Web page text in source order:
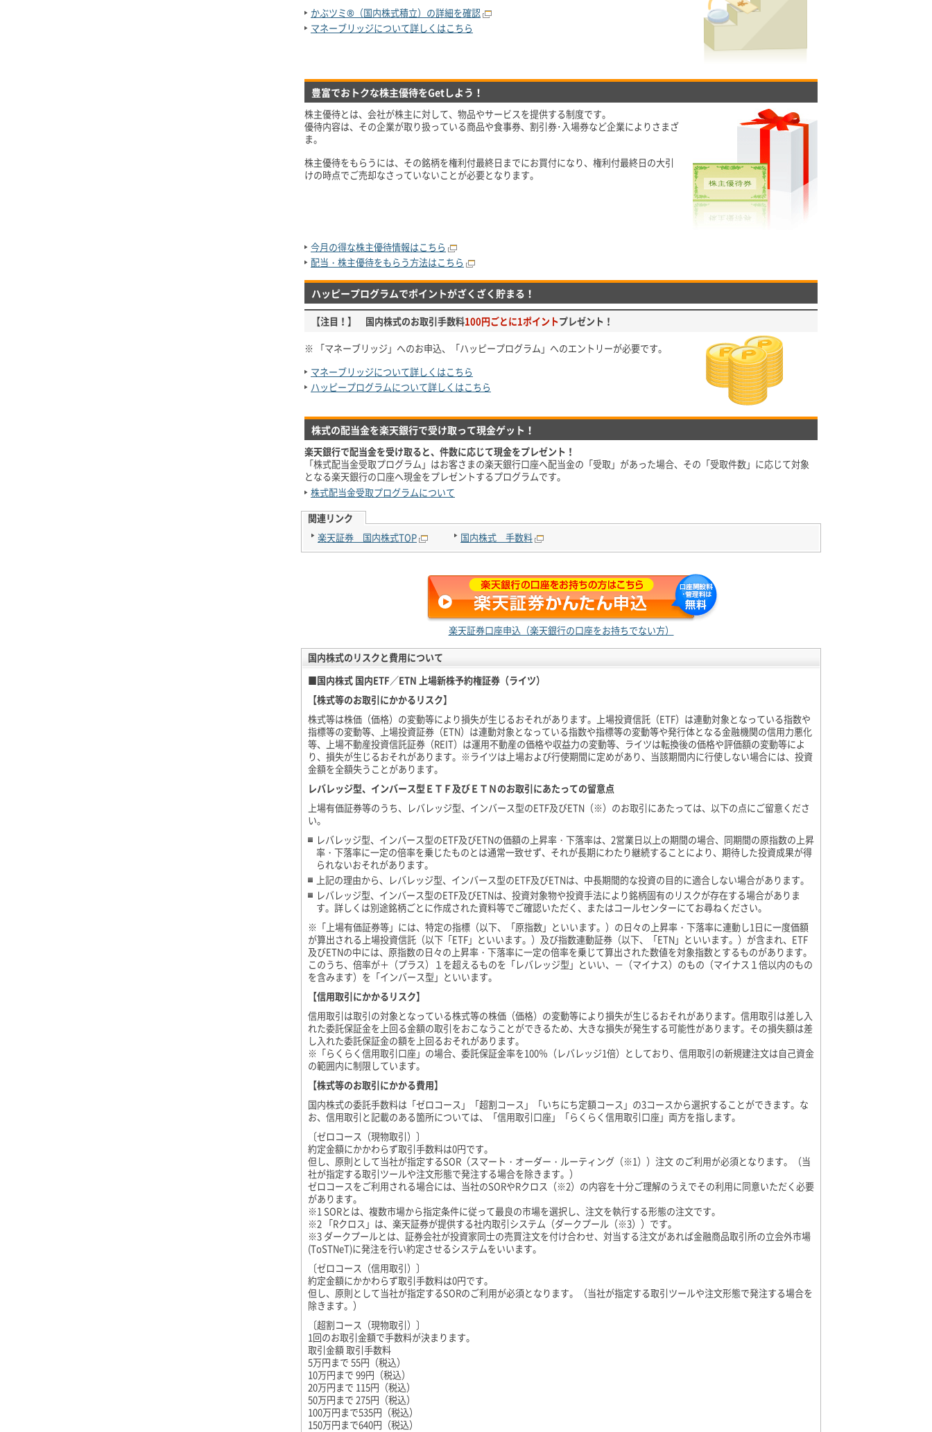
かぶツミ®（国内株式積立）の詳細を確認
マネーブリッジについて詳しくはこちら
豊富でおトクな株主優待をGetしよう！
株主優待とは、会社が株主に対して、物品やサービスを提供する制度です。
優待内容は、その企業が取り扱っている商品や食事券、割引券･入場券など企業によりさまざ
ま。
株主優待をもらうには、その銘柄を権利付最終日までにお買付になり、権利付最終日の大引
けの時点でご売却なさっていないことが必要となります。
今月の得な株主優待情報はこちら
配当・株主優待をもらう方法はこちら
ハッピープログラムでポイントがざくざく貯まる！
【注目！】 国内株式のお取引手数料100円ごとに1ポイントプレゼント！
※ 「マネーブリッジ」へのお申込、「ハッピープログラム」へのエントリーが必要です。
マネーブリッジについて詳しくはこちら
ハッピープログラムについて詳しくはこちら
株式の配当金を楽天銀行で受け取って現金ゲット！
楽天銀行で配当金を受け取ると、件数に応じて現金をプレゼント！
「株式配当金受取プログラム」はお客さまの楽天銀行口座へ配当金の「受取」があった場合、その「受取件数」に応じて対象
となる楽天銀行の口座へ現金をプレゼントするプログラムです。
株式配当金受取プログラムについて
関連リンク
楽天証券 国内株式TOP
国内株式 手数料
楽天証券口座申込（楽天銀行の口座をお持ちでない方）
国内株式のリスクと費用について
■国内株式 国内ETF／ETN 上場新株予約権証券（ライツ）
【株式等のお取引にかかるリスク】
株式等は株価（価格）の変動等により損失が生じるおそれがあります。上場投資信託（ETF）は連動対象となっている指数や
指標等の変動等、上場投資証券（ETN）は連動対象となっている指数や指標等の変動等や発行体となる金融機関の信用力悪化
等、上場不動産投資信託証券（REIT）は運用不動産の価格や収益力の変動等、ライツは転換後の価格や評価額の変動等によ
り、損失が生じるおそれがあります。※ライツは上場および行使期間に定めがあり、当該期間内に行使しない場合には、投資
金額を全額失うことがあります。
レバレッジ型、インバース型ＥＴＦ及びＥＴＮのお取引にあたっての留意点
上場有価証券等のうち、レバレッジ型、インバース型のETF及びETN（※）のお取引にあたっては、以下の点にご留意くださ
い。
レバレッジ型、インバース型のETF及びETNの価額の上昇率・下落率は、2営業日以上の期間の場合、同期間の原指数の上昇
率・下落率に一定の倍率を乗じたものとは通常一致せず、それが長期にわたり継続することにより、期待した投資成果が得
られないおそれがあります。
上記の理由から、レバレッジ型、インバース型のETF及びETNは、中長期間的な投資の目的に適合しない場合があります。
レバレッジ型、インバース型のETF及びETNは、投資対象物や投資手法により銘柄固有のリスクが存在する場合がありま
す。詳しくは別途銘柄ごとに作成された資料等でご確認いただく、またはコールセンターにてお尋ねください。
※「上場有価証券等」には、特定の指標（以下、「原指数」といいます。）の日々の上昇率・下落率に連動し1日に一度価額
が算出される上場投資信託（以下「ETF」といいます。）及び指数連動証券（以下、「ETN」といいます。）が含まれ、ETF
及びETNの中には、原指数の日々の上昇率・下落率に一定の倍率を乗じて算出された数値を対象指数とするものがあります。
このうち、倍率が＋（プラス）１を超えるものを「レバレッジ型」といい、－（マイナス）のもの（マイナス１倍以内のもの
を含みます）を「インバース型」といいます。
【信用取引にかかるリスク】
信用取引は取引の対象となっている株式等の株価（価格）の変動等により損失が生じるおそれがあります。信用取引は差し入
れた委託保証金を上回る金額の取引をおこなうことができるため、大きな損失が発生する可能性があります。その損失額は差
し入れた委託保証金の額を上回るおそれがあります。
※「らくらく信用取引口座」の場合、委託保証金率を100％（レバレッジ1倍）としており、信用取引の新規建注文は自己資金
の範囲内に制限しています。
【株式等のお取引にかかる費用】
国内株式の委託手数料は「ゼロコース」「超割コース」「いちにち定額コース」の3コースから選択することができます。な
お、信用取引と記載のある箇所については、「信用取引口座」「らくらく信用取引口座」両方を指します。
〔ゼロコース（現物取引）〕
約定金額にかかわらず取引手数料は0円です。
但し、原則として当社が指定するSOR（スマート・オーダー・ルーティング（※1））注文 のご利用が必須となります。（当
社が指定する取引ツールや注文形態で発注する場合を除きます。）
ゼロコースをご利用される場合には、当社のSORやRクロス（※2）の内容を十分ご理解のうえでその利用に同意いただく必要
があります。
※1 SORとは、複数市場から指定条件に従って最良の市場を選択し、注文を執行する形態の注文です。
※2 「Rクロス」は、楽天証券が提供する社内取引システム（ダークプール（※3））です。
※3 ダークプールとは、証券会社が投資家同士の売買注文を付け合わせ、対当する注文があれば金融商品取引所の立会外市場
(ToSTNeT)に発注を行い約定させるシステムをいいます。
〔ゼロコース（信用取引）〕
約定金額にかかわらず取引手数料は0円です。
但し、原則として当社が指定するSORのご利用が必須となります。（当社が指定する取引ツールや注文形態で発注する場合を
除きます。）
〔超割コース（現物取引）〕
1回のお取引金額で手数料が決まります。
取引金額 取引手数料
5万円まで 55円（税込）
10万円まで 99円（税込）
20万円まで 115円（税込）
50万円まで 275円（税込）
100万円まで535円（税込）
150万円まで640円（税込）